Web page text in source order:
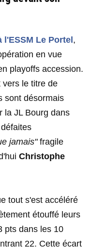
Le Portel ,
en vue
playoffs accession.
vers le titre de
sont désormais
la JL Bourg dans
jamais"fragile
Christophe
tout s'est accéléré
étouffé leurs
pts dans les 10
22. Cette écart